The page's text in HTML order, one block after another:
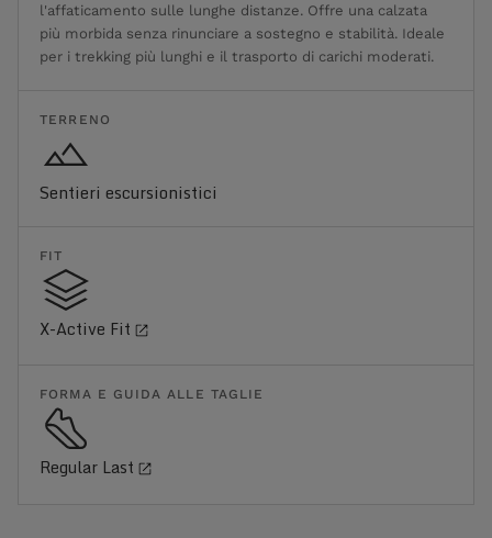
l'affaticamento sulle lunghe distanze. Offre una calzata
più morbida senza rinunciare a sostegno e stabilità. Ideale
per i trekking più lunghi e il trasporto di carichi moderati.
TERRENO
Sentieri escursionistici
FIT
X-Active Fit
FORMA E GUIDA ALLE TAGLIE
Regular Last